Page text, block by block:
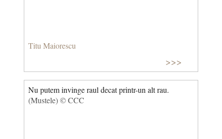
Titu Maiorescu
>>>
Nu putem invinge raul decat printr-un alt rau.
(Mustele) © CCC